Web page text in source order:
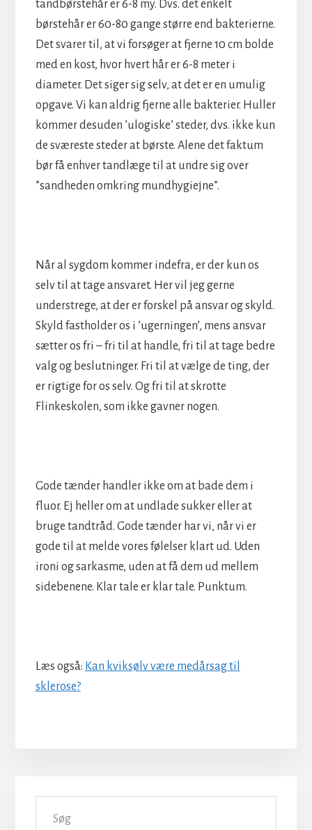
tandbørstehår er 6-8 my. Dvs. det enkelt
børstehår er 60-80 gange større end bakterierne.
Det svarer til, at vi forsøger at fjerne 10 cm bolde
med en kost, hvor hvert hår er 6-8 meter i
diameter. Det siger sig selv, at det er en umulig
opgave. Vi kan aldrig fjerne alle bakterier. Huller
kommer desuden ’ulogiske’ steder, dvs. ikke kun
de sværeste steder at børste. Alene det faktum
bør få enhver tandlæge til at undre sig over
”sandheden omkring mundhygiejne”.
Når al sygdom kommer indefra, er der kun os
selv til at tage ansvaret. Her vil jeg gerne
understrege, at der er forskel på ansvar og skyld.
Skyld fastholder os i ’ugerningen’, mens ansvar
sætter os fri – fri til at handle, fri til at tage bedre
valg og beslutninger. Fri til at vælge de ting, der
er rigtige for os selv. Og fri til at skrotte
Flinkeskolen, som ikke gavner nogen.
Gode tænder handler ikke om at bade dem i
fluor. Ej heller om at undlade sukker eller at
bruge tandtråd. Gode tænder har vi, når vi er
gode til at melde vores følelser klart ud. Uden
ironi og sarkasme, uden at få dem ud mellem
sidebenene. Klar tale er klar tale. Punktum.
Læs også: Kan kviksølv være medårsag til
sklerose?
Primær
Sidebar